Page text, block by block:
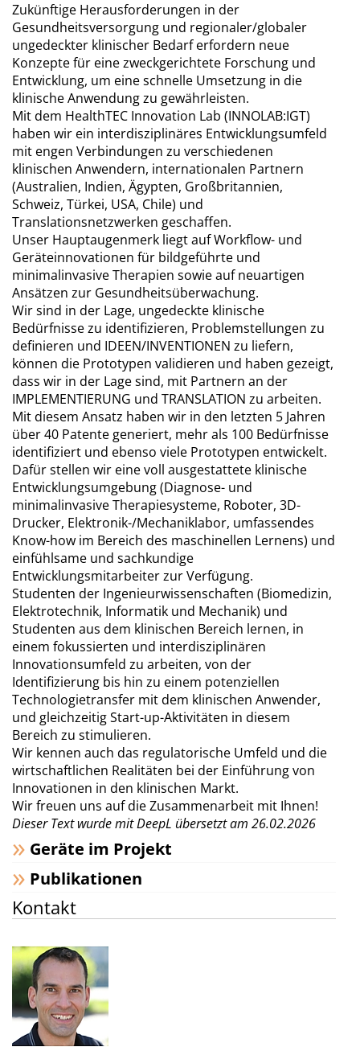
Zukünftige Herausforderungen in der
Gesundheitsversorgung und regionaler/globaler
ungedeckter klinischer Bedarf erfordern neue
Konzepte für eine zweckgerichtete Forschung und
Entwicklung, um eine schnelle Umsetzung in die
klinische Anwendung zu gewährleisten.
Mit dem HealthTEC Innovation Lab (INNOLAB:IGT)
haben wir ein interdisziplinäres Entwicklungsumfeld
mit engen Verbindungen zu verschiedenen
klinischen Anwendern, internationalen Partnern
(Australien, Indien, Ägypten, Großbritannien,
Schweiz, Türkei, USA, Chile) und
Translationsnetzwerken geschaffen.
Unser Hauptaugenmerk liegt auf Workflow- und
Geräteinnovationen für bildgeführte und
minimalinvasive Therapien sowie auf neuartigen
Ansätzen zur Gesundheitsüberwachung.
Wir sind in der Lage, ungedeckte klinische
Bedürfnisse zu identifizieren, Problemstellungen zu
definieren und IDEEN/INVENTIONEN zu liefern,
können die Prototypen validieren und haben gezeigt,
dass wir in der Lage sind, mit Partnern an der
IMPLEMENTIERUNG und TRANSLATION zu arbeiten.
Mit diesem Ansatz haben wir in den letzten 5 Jahren
über 40 Patente generiert, mehr als 100 Bedürfnisse
identifiziert und ebenso viele Prototypen entwickelt.
Dafür stellen wir eine voll ausgestattete klinische
Entwicklungsumgebung (Diagnose- und
minimalinvasive Therapiesysteme, Roboter, 3D-
Drucker, Elektronik-/Mechaniklabor, umfassendes
Know-how im Bereich des maschinellen Lernens) und
einfühlsame und sachkundige
Entwicklungsmitarbeiter zur Verfügung.
Studenten der Ingenieurwissenschaften (Biomedizin,
Elektrotechnik, Informatik und Mechanik) und
Studenten aus dem klinischen Bereich lernen, in
einem fokussierten und interdisziplinären
Innovationsumfeld zu arbeiten, von der
Identifizierung bis hin zu einem potenziellen
Technologietransfer mit dem klinischen Anwender,
und gleichzeitig Start-up-Aktivitäten in diesem
Bereich zu stimulieren.
Wir kennen auch das regulatorische Umfeld und die
wirtschaftlichen Realitäten bei der Einführung von
Innovationen in den klinischen Markt.
Wir freuen uns auf die Zusammenarbeit mit Ihnen!
Dieser Text wurde mit DeepL übersetzt am 26.02.2026
Geräte im Projekt
Publikationen
Kontakt